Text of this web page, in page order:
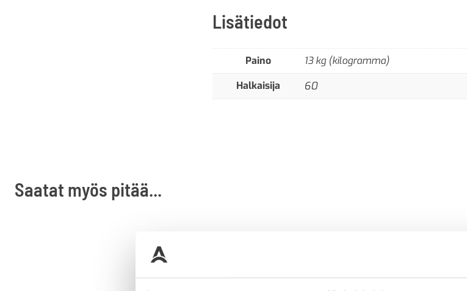
Lisätiedot
Paino
13 kg (kilogramma)
Halkaisija
60
Saatat myös pitää...